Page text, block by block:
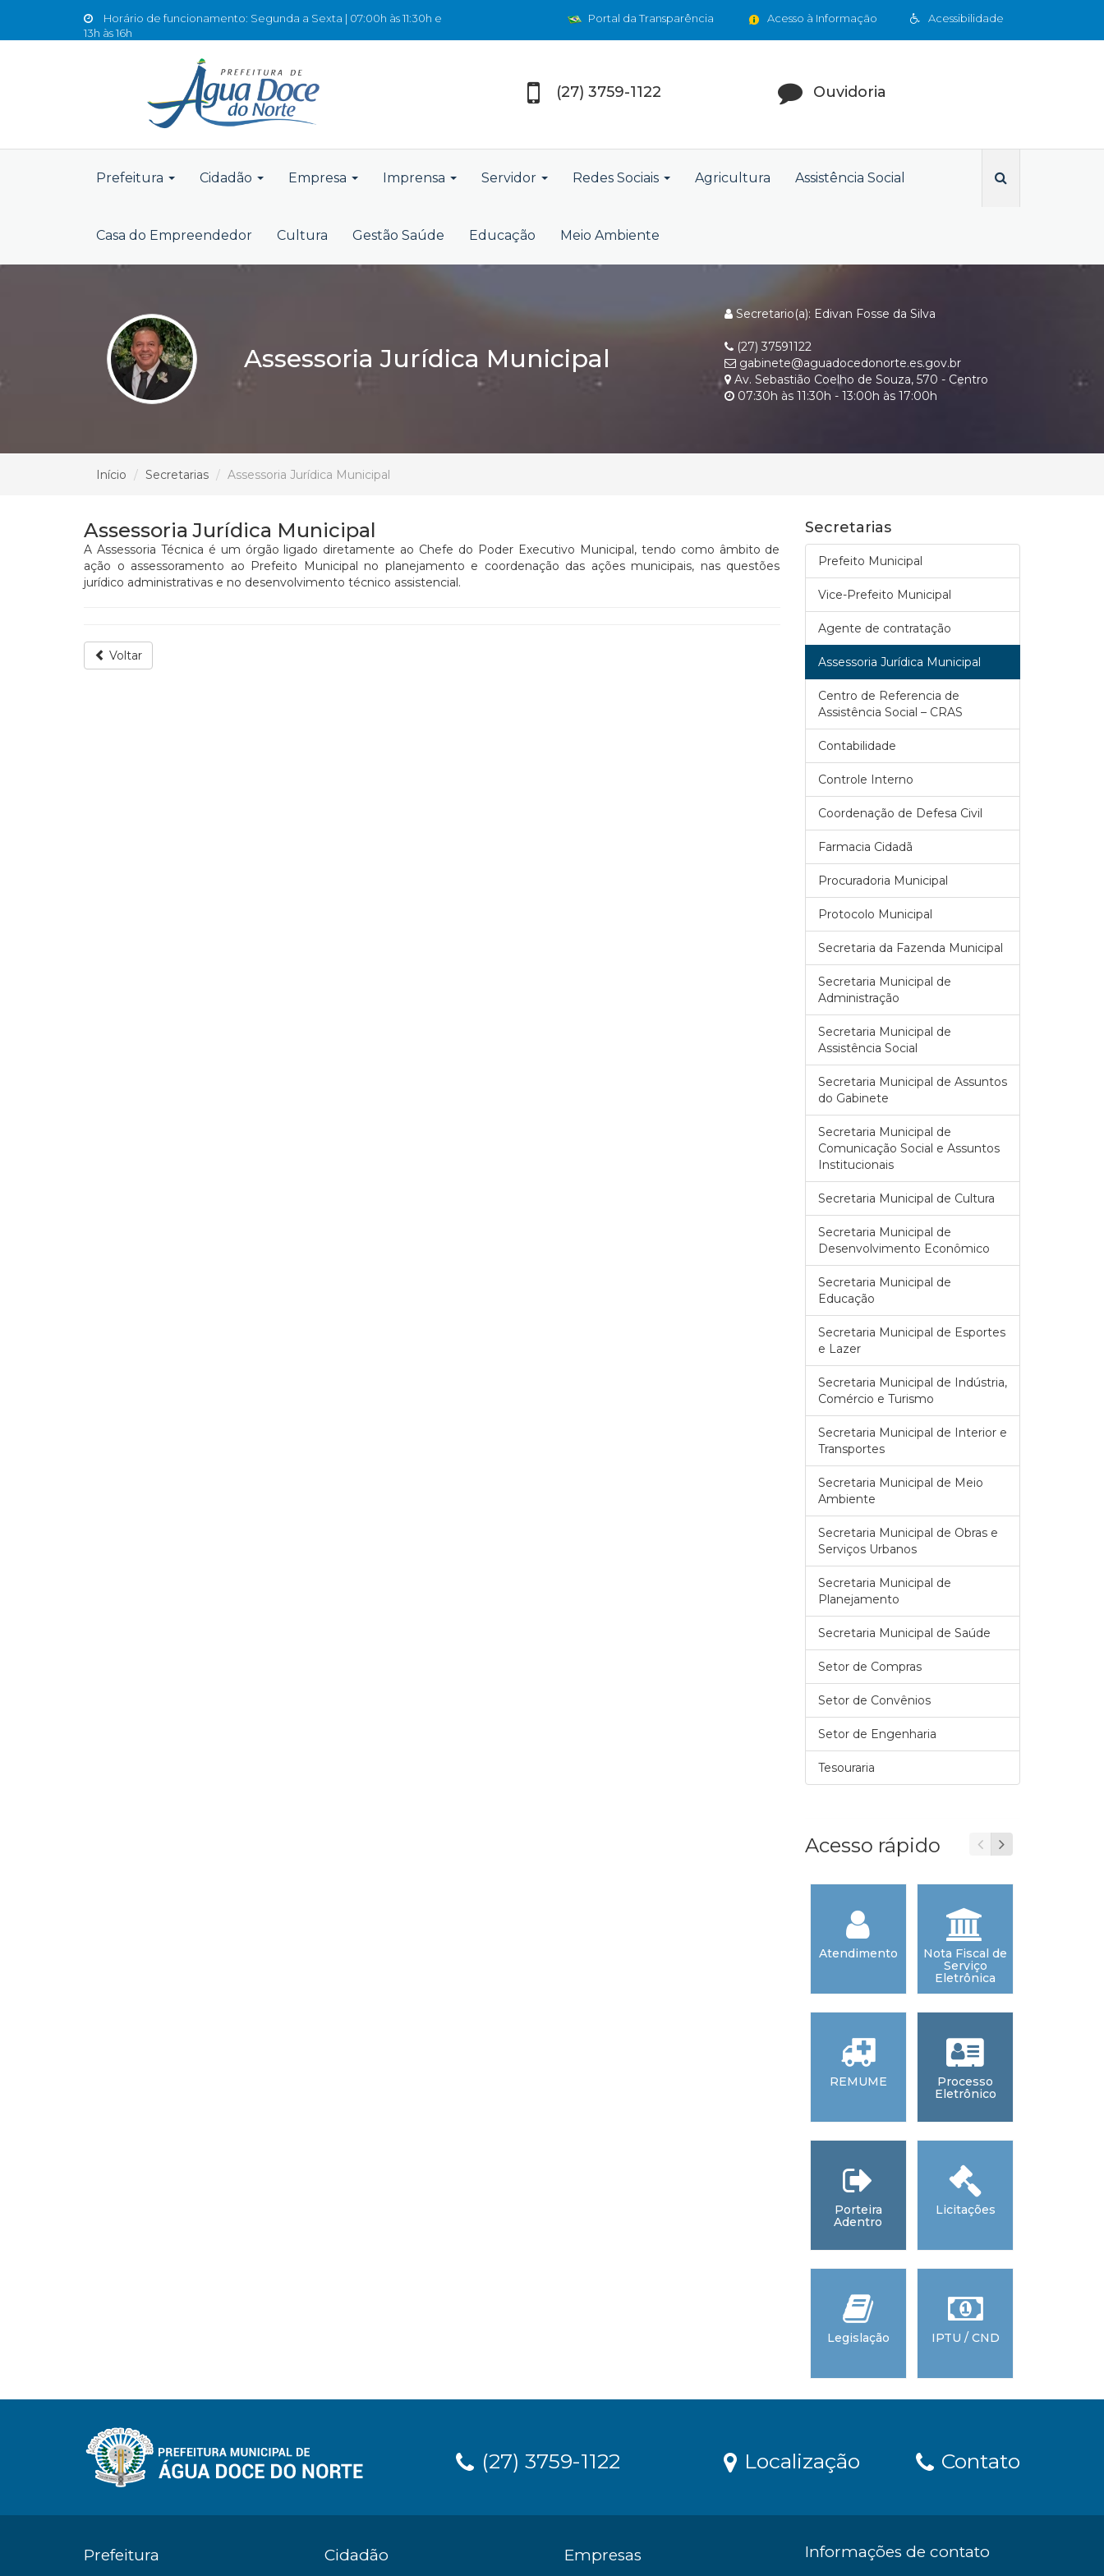
Horário de funcionamento: Segunda a Sexta | 07:00h às 11:30h e
13h às 16h
Acessibilidade
Acesso à Informação
Portal da Transparência
(27) 3759-1122 Ouvidoria
Prefeitura Cidadão Empresa Imprensa Servidor Redes Sociais Agricultura Assistência Social
Casa do Empreendedor Cultura Gestão Saúde Educação Meio Ambiente
Assessoria Jurídica Municipal
Secretario(a): Edivan Fosse da Silva
(27) 37591122
gabinete@aguadocedonorte.es.gov.br
Av. Sebastião Coelho de Souza, 570 - Centro
07:30h às 11:30h - 13:00h às 17:00h
Início Secretarias Assessoria Jurídica Municipal
Assessoria Jurídica Municipal
A Assessoria Técnica é um órgão ligado diretamente ao Chefe do Poder Executivo Municipal, tendo como âmbito de
ação o assessoramento ao Prefeito Municipal no planejamento e coordenação das ações municipais, nas questões
jurídico administrativas e no desenvolvimento técnico assistencial.
Voltar
Secretarias
Prefeito Municipal
Vice-Prefeito Municipal
Agente de contratação
Assessoria Jurídica Municipal
Centro de Referencia de
Assistência Social – CRAS
Contabilidade
Controle Interno
Coordenação de Defesa Civil
Farmacia Cidadã
Procuradoria Municipal
Protocolo Municipal
Secretaria da Fazenda Municipal
Secretaria Municipal de
Administração
Secretaria Municipal de
Assistência Social
Secretaria Municipal de Assuntos
do Gabinete
Secretaria Municipal de
Comunicação Social e Assuntos
Institucionais
Secretaria Municipal de Cultura
Secretaria Municipal de
Desenvolvimento Econômico
Secretaria Municipal de
Educação
Secretaria Municipal de Esportes
e Lazer
Secretaria Municipal de Indústria,
Comércio e Turismo
Secretaria Municipal de Interior e
Transportes
Secretaria Municipal de Meio
Ambiente
Secretaria Municipal de Obras e
Serviços Urbanos
Secretaria Municipal de
Planejamento
Secretaria Municipal de Saúde
Setor de Compras
Setor de Convênios
Setor de Engenharia
Tesouraria
Acesso rápido
Atendimento
Nota Fiscal de
Serviço
Eletrônica
REMUME
Processo
Eletrônico
Porteira
Adentro
Licitações
Legislação IPTU / CND
(27) 3759-1122 Localização Contato
Prefeitura Cidadão Empresas Informações de contato